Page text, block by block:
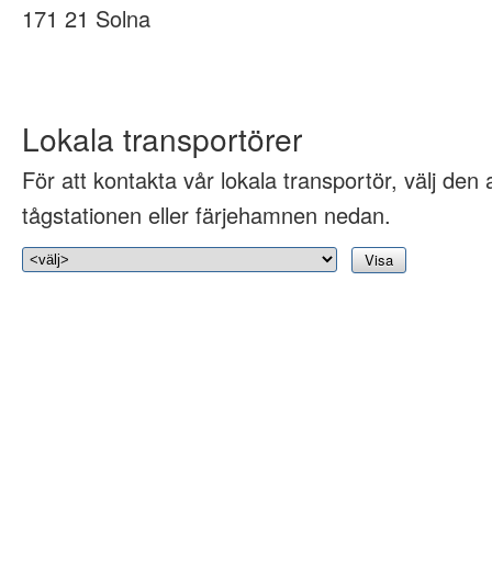
171 21 Solna
Lokala transportörer
För att kontakta vår lokala transportör, välj den
tågstationen eller färjehamnen nedan.
Visa